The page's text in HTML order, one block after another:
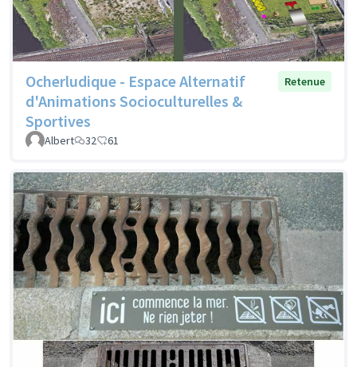
Ocherludique - Espace Alternatif
d'Animations Socioculturelles &
Sportives
Retenue
Albert 32 61